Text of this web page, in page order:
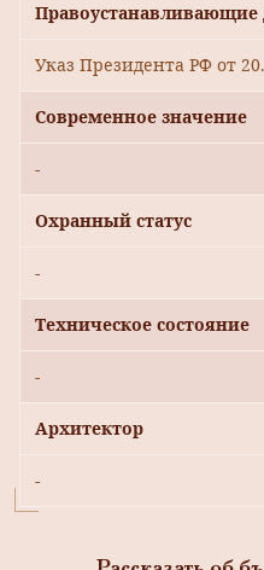
Указ Президента РФ от
Современное значение
-
Охранный статус
-
Техническое состояние
-
Архитектор
-